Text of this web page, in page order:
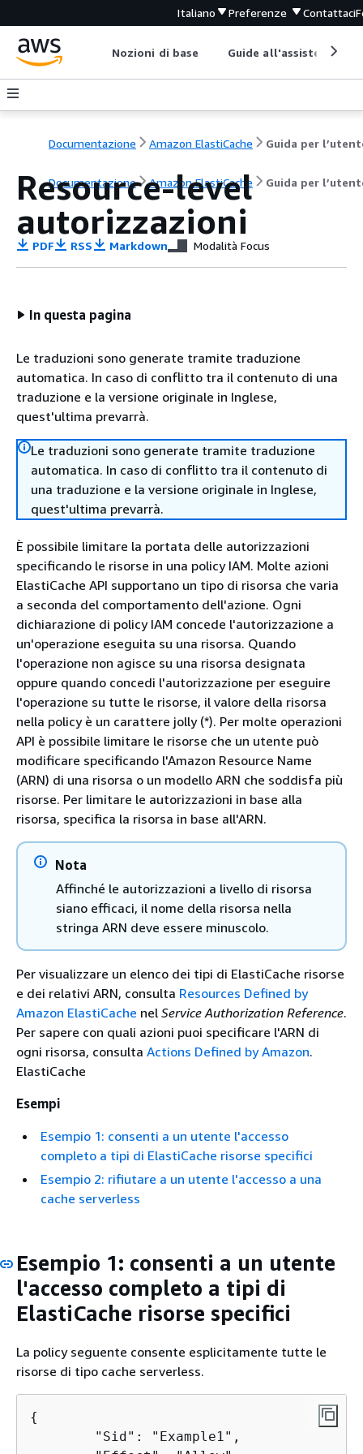
Italiano Preferenze Contattaci
Nozioni di base Guide all'assistenza
Documentazione Amazon ElastiCache Guida per
Documentazione Amazon ElastiCache Guida per
Resource-level
autorizzazioni
PDF RSS Markdown Modalità Focus
In questa pagina
Le traduzioni sono generate tramite traduzione
automatica. In caso di conflitto tra il contenuto di una
traduzione e la versione originale in Inglese,
quest'ultima prevarrà.
Le traduzioni sono generate tramite traduzione
automatica. In caso di conflitto tra il contenuto di
una traduzione e la versione originale in Inglese,
quest'ultima prevarrà.
È possibile limitare la portata delle autorizzazioni
specificando le risorse in una policy IAM. Molte azioni
ElastiCache API supportano un tipo di risorsa che varia
a seconda del comportamento dell'azione. Ogni
dichiarazione di policy IAM concede l'autorizzazione a
un'operazione eseguita su una risorsa. Quando
l'operazione non agisce su una risorsa designata
oppure quando concedi l'autorizzazione per eseguire
l'operazione su tutte le risorse, il valore della risorsa
nella policy è un carattere jolly (*). Per molte operazioni
API è possibile limitare le risorse che un utente può
modificare specificando l'Amazon Resource Name
(ARN) di una risorsa o un modello ARN che soddisfa più
risorse. Per limitare le autorizzazioni in base alla
risorsa, specifica la risorsa in base all'ARN.
Nota
Affinché le autorizzazioni a livello di risorsa
siano efficaci, il nome della risorsa nella
stringa ARN deve essere minuscolo.
Per visualizzare un elenco dei tipi di ElastiCache risorse
e dei relativi ARN, consulta Resources Defined by
Amazon ElastiCache nel Service Authorization Reference.
Per sapere con quali azioni puoi specificare l'ARN di
ogni risorsa, consulta Actions Defined by Amazon.
ElastiCache
Esempi
Esempio 1: consenti a un utente l'accesso
completo a tipi di ElastiCache risorse specifici
Esempio 2: rifiutare a un utente l'accesso a una
cache serverless
Esempio 1: consenti a un utente
l'accesso completo a tipi di
ElastiCache risorse specifici
La policy seguente consente esplicitamente tutte le
risorse di tipo cache serverless.
{
        "Sid": "Example1",